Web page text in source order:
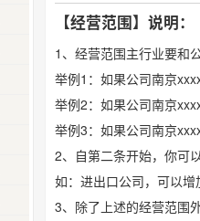
【经营范围】说明：
1、经营范围主行业要和
举例1：如果公司南京
举例2：如果公司南京
举例3：如果公司南京
2、自第二条开始，你可
如：进出口公司，可以增
3、除了上述的经营范围